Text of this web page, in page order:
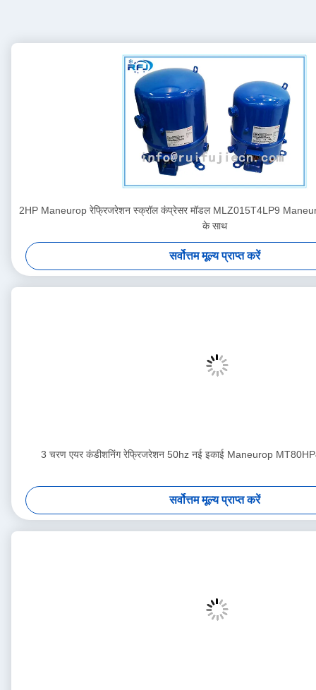
2HP Maneurop रेफ्रिजरेशन स्क्रॉल कंप्रेसर मॉडल MLZ015T4LP9
के साथ
सर्वोत्तम मूल्य प्राप्त करें
3 चरण एयर कंडीशनिंग रेफ्रिजरेशन 50hz नई इकाई Maneurop
सर्वोत्तम मूल्य प्राप्त करें